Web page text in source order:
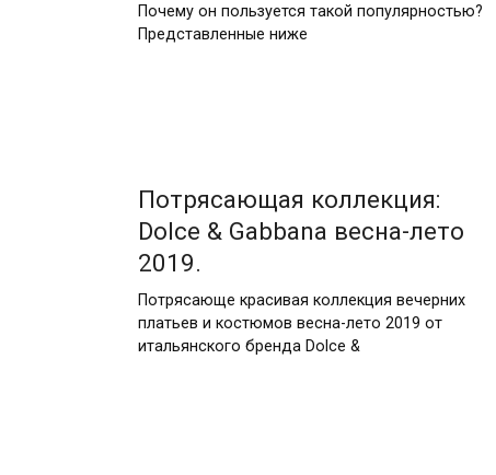
Почему он пользуется такой популярностью?
Представленные ниже
Потрясающая коллекция:
Dolce & Gabbana весна-лето
2019.
Потрясающе красивая коллекция вечерних
платьев и костюмов весна-лето 2019 от
итальянского бренда Dolce &